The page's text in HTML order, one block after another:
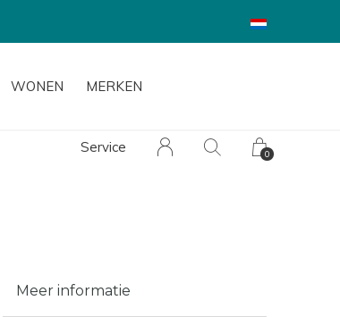
WONEN MERKEN
Service 0
Meer informatie